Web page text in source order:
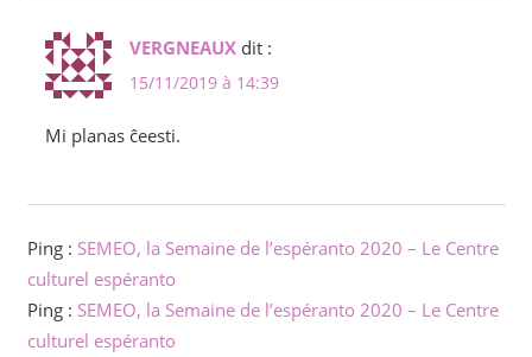
VERGNEAUX dit :
15/11/2019 à 14:39
Mi planas ĉeesti.
Ping : SEMEO, la Semaine de l’espéranto 2020 – Le Centre
culturel espéranto
Ping : SEMEO, la Semaine de l’espéranto 2020 – Le Centre
culturel espéranto